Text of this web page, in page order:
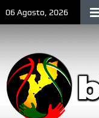
06 Agosto, 2026